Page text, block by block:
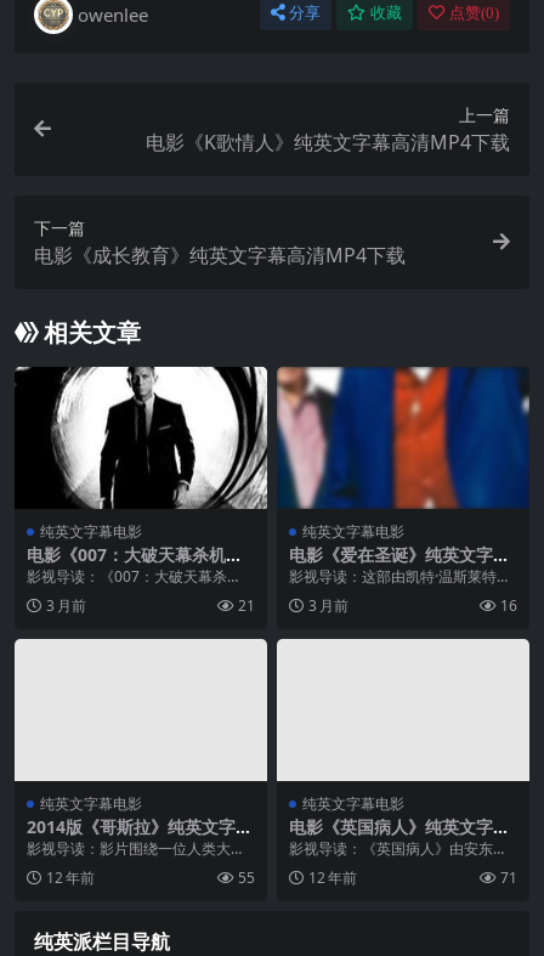
owenlee 分享 收藏 点赞(0)
上一篇
电影《K歌情人》纯英文字幕高清MP4下载
下一篇
电影《成长教育》纯英文字幕高清MP4下载
相关文章
纯英文字幕电影
电影《007：大破天幕杀机》
纯英文字幕高清MP4下载
影视导读：《007：大破天幕杀
机》（Skyfall，2012）由著名导演
萨姆·门德斯执导，丹尼尔·克雷格 /
3 月前 21
纯英文字幕电影
电影《爱在圣诞》纯英文字幕
MP4下载
影视导读：这部由凯特·温斯莱特参
演的《Something’s Gotta Give》
自上映以来便以其深刻的主题和精
3 月前 16
纯英文字幕电影
2014版《哥斯拉》纯英文字幕
MP4下载
影视导读：影片围绕一位人类大兵
的生活展开，讲述了沉睡的古代巨
型怪兽被人们意外唤醒，醒来后的
了原子弹对...
12 年前 55
纯英文字幕电影
电影《英国病人》纯英文字幕
高清MP4下载
影视导读：《英国病人》由安东尼·
明格拉执导，根据著名作家迈克尔·
翁达杰的获奖同名小说改编，拉尔
12 年前 71
纯英派栏目导航